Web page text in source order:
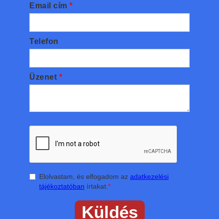
Email cím *
Telefon
Üzenet *
Elolvastam, és elfogadom az adatkezelési
tájékoztatóban írtakat. *